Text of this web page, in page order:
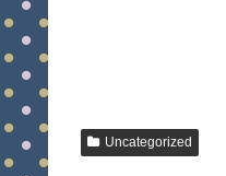
Uncategorized